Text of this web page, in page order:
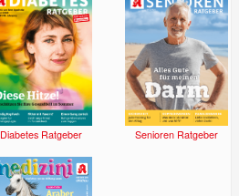
Diabetes Ratgeber Senioren Ratgeber